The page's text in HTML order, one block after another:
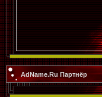
AdName.Ru Партнёр